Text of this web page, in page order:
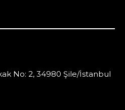
No: 2, 34980 Şile/İstanbul